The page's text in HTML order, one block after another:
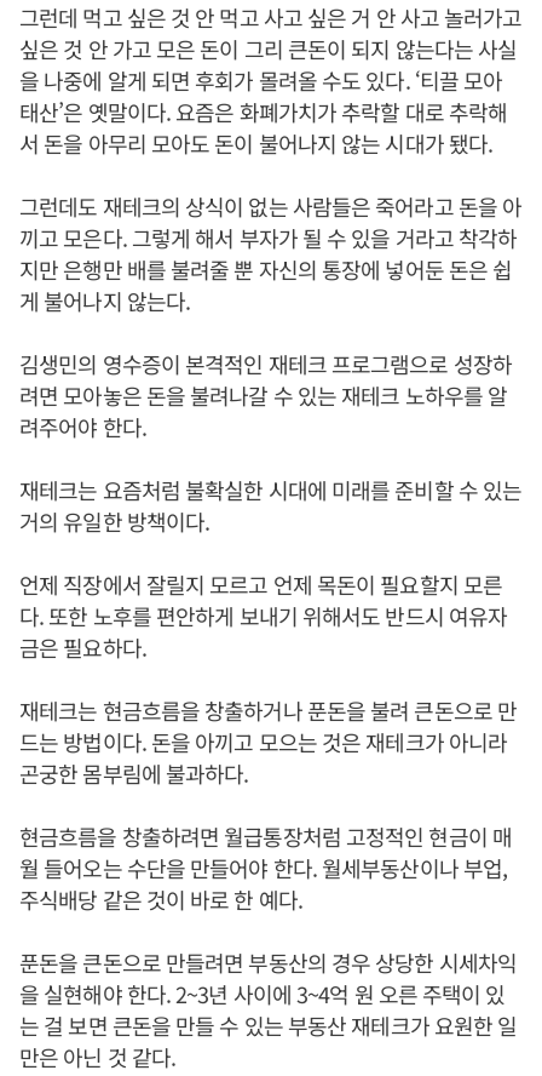
그런데 먹고 싶은 것 안 먹고 사고 싶은 거 안 사고 놀러가고
싶은 것 안 가고 모은 돈이 그리 큰돈이 되지 않는다는 사실
을 나중에 알게 되면 후회가 몰려올 수도 있다. ‘티끌 모아
태산’은 옛말이다. 요즘은 화폐가치가 추락할 대로 추락해
서 돈을 아무리 모아도 돈이 불어나지 않는 시대가 됐다.
그런데도 재테크의 상식이 없는 사람들은 죽어라고 돈을 아
끼고 모은다. 그렇게 해서 부자가 될 수 있을 거라고 착각하
지만 은행만 배를 불려줄 뿐 자신의 통장에 넣어둔 돈은 쉽
게 불어나지 않는다.
김생민의 영수증이 본격적인 재테크 프로그램으로 성장하
려면 모아놓은 돈을 불려나갈 수 있는 재테크 노하우를 알
려주어야 한다.
재테크는 요즘처럼 불확실한 시대에 미래를 준비할 수 있는
거의 유일한 방책이다.
언제 직장에서 잘릴지 모르고 언제 목돈이 필요할지 모른
다. 또한 노후를 편안하게 보내기 위해서도 반드시 여유자
금은 필요하다.
재테크는 현금흐름을 창출하거나 푼돈을 불려 큰돈으로 만
드는 방법이다. 돈을 아끼고 모으는 것은 재테크가 아니라
곤궁한 몸부림에 불과하다.
현금흐름을 창출하려면 월급통장처럼 고정적인 현금이 매
월 들어오는 수단을 만들어야 한다. 월세부동산이나 부업,
주식배당 같은 것이 바로 한 예다.
푼돈을 큰돈으로 만들려면 부동산의 경우 상당한 시세차익
을 실현해야 한다. 2~3년 사이에 3~4억 원 오른 주택이 있
는 걸 보면 큰돈을 만들 수 있는 부동산 재테크가 요원한 일
만은 아닌 것 같다.